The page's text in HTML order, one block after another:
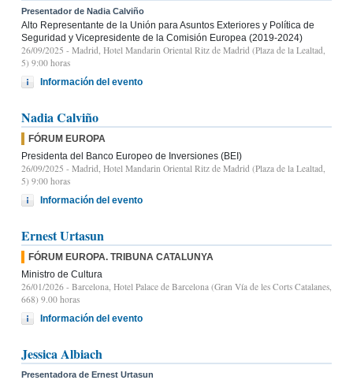
Presentador de Nadia Calviño
Alto Representante de la Unión para Asuntos Exteriores y Política de
Seguridad y Vicepresidente de la Comisión Europea (2019-2024)
26/09/2025 - Madrid, Hotel Mandarin Oriental Ritz de Madrid (Plaza de la Lealtad,
5) 9:00 horas
Información del evento
Nadia Calviño
FÓRUM EUROPA
Presidenta del Banco Europeo de Inversiones (BEI)
26/09/2025 - Madrid, Hotel Mandarin Oriental Ritz de Madrid (Plaza de la Lealtad,
5) 9:00 horas
Información del evento
Ernest Urtasun
FÓRUM EUROPA. TRIBUNA CATALUNYA
Ministro de Cultura
26/01/2026 - Barcelona, Hotel Palace de Barcelona (Gran Vía de les Corts Catalanes,
668) 9.00 horas
Información del evento
Jessica Albiach
Presentadora de Ernest Urtasun